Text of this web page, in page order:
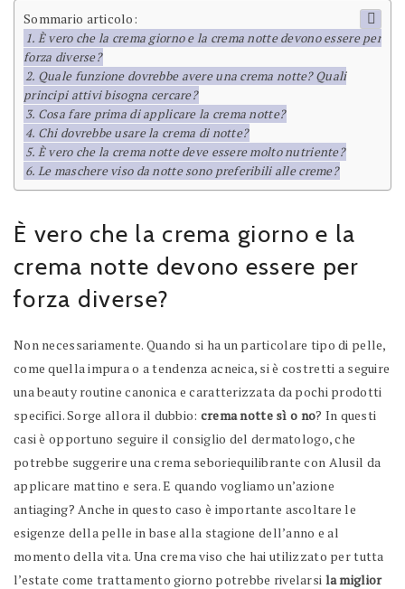
Sommario articolo:
È vero che la crema giorno e la crema notte devono essere per
forza diverse?
Quale funzione dovrebbe avere una crema notte? Quali
principi attivi bisogna cercare?
Cosa fare prima di applicare la crema notte?
Chi dovrebbe usare la crema di notte?
È vero che la crema notte deve essere molto nutriente?
Le maschere viso da notte sono preferibili alle creme?
È vero che la crema giorno e la
crema notte devono essere per
forza diverse?
Non necessariamente. Quando si ha un particolare tipo di pelle,
come quella impura o a tendenza acneica, si è costretti a seguire
una beauty routine canonica e caratterizzata da pochi prodotti
specifici. Sorge allora il dubbio: crema notte sì o no? In questi
casi è opportuno seguire il consiglio del dermatologo, che
potrebbe suggerire una crema seboriequilibrante con Alusil da
applicare mattino e sera. E quando vogliamo un’azione
antiaging? Anche in questo caso è importante ascoltare le
esigenze della pelle in base alla stagione dell’anno e al
momento della vita. Una crema viso che hai utilizzato per tutta
l’estate come trattamento giorno potrebbe rivelarsi la miglior